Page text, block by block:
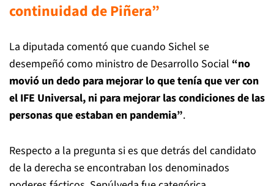
continuidad de Piñera”
La diputada comentó que cuando Sichel se
desempeñó como ministro de Desarrollo Social “no
movió un dedo para mejorar lo que tenía que ver con
el IFE Universal, ni para mejorar las condiciones de las
personas que estaban en pandemia”.
Respecto a la pregunta si es que detrás del candidato
de la derecha se encontraban los denominados